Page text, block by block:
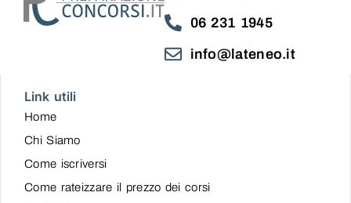
06 231 1945
info@lateneo.it
Link utili
Home
Chi Siamo
Come iscriversi
Come rateizzare il prezzo dei corsi